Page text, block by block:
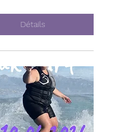
Détails